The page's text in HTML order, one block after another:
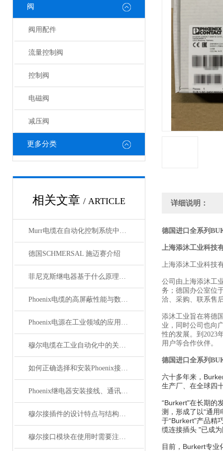
阀
阀用配件
流量控制阀
控制阀
电磁阀
减压阀
更多分类
相关文章 / ARTICLE
Murr电缆在自动化控制系统中的应用
德国SCHMERSAL 施迈赛介绍
菲尼克斯继电器基于什么原理工作？
Phoenix电缆的高屏蔽性能与数据传输优势
Phoenix电源在工业领域的应用与优势
穆尔电缆在工业自动化中的关键角色
如何正确选择和安装Phoenix接插件以确保其性能？
Phoenix继电器安装接线、通讯集成与故障诊断指南
穆尔接插件的设计特点与结构优化
穆尔接口模块在使用时需要注意哪些问题？
详细说明：
德国进口全系列
上海添沐工业科技
上海添沐工业科技
公司由上海添沐工
务；德国办公室位
洽、采购、联系售
添沐工业旨在将德
业，同时公司也向
性的发展。到2023
用户等合作伙伴。
德国进口全系列
六十多年来，
生产厂、在全球四
“Burkert"在长期的
测，形成了以“通用
于“Burkert"产品精
缆连接插头 "已成
目前，Burkert专业